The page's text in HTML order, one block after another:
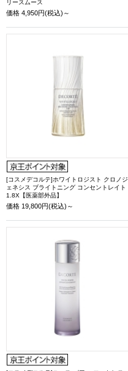
リースムース
価格 4,950円(税込)～
[コスメデコルテ]ホワイトロジスト クロノジ
ェネシス ブライトニング コンセントレイト
1.8X【医薬部外品】
価格 19,800円(税込)～